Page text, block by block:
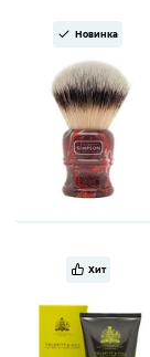
Новинка
Хит